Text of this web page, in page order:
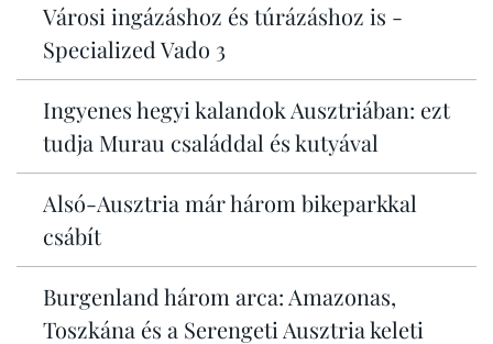
Városi ingázáshoz és túrázáshoz is -
Specialized Vado 3
Ingyenes hegyi kalandok Ausztriában: ezt
tudja Murau családdal és kutyával
Alsó-Ausztria már három bikeparkkal
csábít
Burgenland három arca: Amazonas,
Toszkána és a Serengeti Ausztria keleti